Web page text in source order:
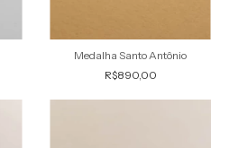
Medalha Santo Antônio
R$890,00